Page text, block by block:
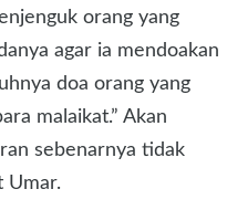
orang yang
agar ia mendoakan
doa orang yang
malaikat.” Akan
sebenarnya tidak
Umar.